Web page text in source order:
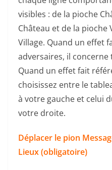
visibles : de la pioche
Château et de la pioche
Village. Quand un effet
adversaires, il
Quand un effet fait
choisissez entre le
à votre gauche et celui
votre droite.
Déplacer le pion
Lieux (obligatoire)